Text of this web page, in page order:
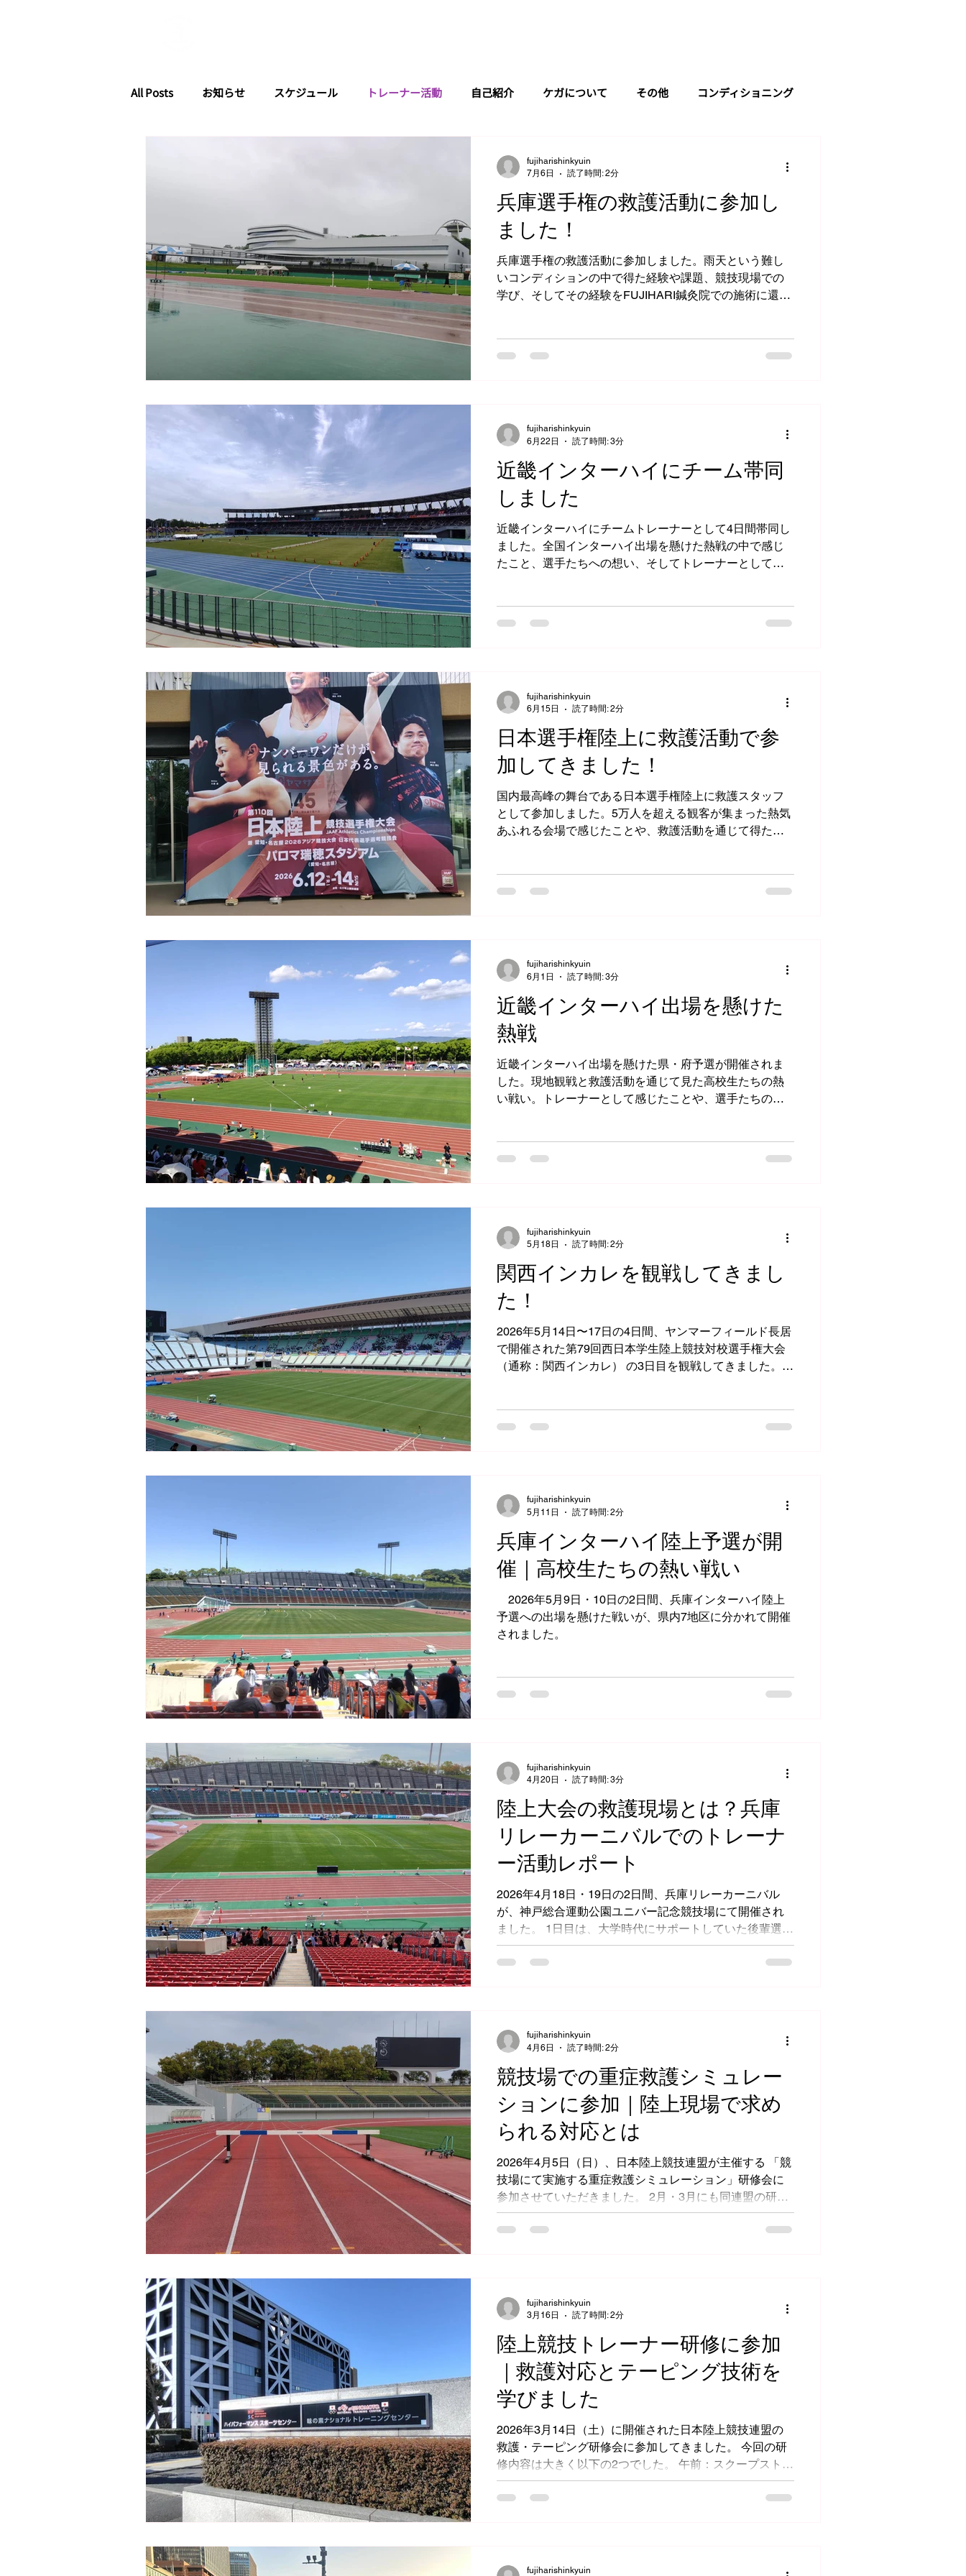
All Posts お知らせ スケジュール トレーナー活動 自己紹介 ケガについて その他 コンディショニング
兵庫選手権の救護活動に参加し
ました！
兵庫選手権の救護活動に参加しました。雨天という難し
いコンディションの中で得た経験や課題、競技現場での
学び、そしてその経験をFUJIHARI鍼灸院での施術に還元
fujiharishinkyuin
7月6日
読了時間: 2分
近畿インターハイにチーム帯同
しました
近畿インターハイにチームトレーナーとして4日間帯同し
ました。全国インターハイ出場を懸けた熱戦の中で感じ
たこと、選手たちへの想い、そしてトレーナーとしての
fujiharishinkyuin
6月22日
読了時間: 3分
日本選手権陸上に救護活動で参
加してきました！
国内最高峰の舞台である日本選手権陸上に救護スタッフ
として参加しました。5万人を超える観客が集まった熱気
あふれる会場で感じたことや、救護活動を通じて得た学
fujiharishinkyuin
6月15日
読了時間: 2分
近畿インターハイ出場を懸けた
熱戦
近畿インターハイ出場を懸けた県・府予選が開催されま
した。現地観戦と救護活動を通じて見た高校生たちの熱
い戦い。トレーナーとして感じたことや、選手たちの頑
fujiharishinkyuin
6月1日
読了時間: 3分
関西インカレを観戦してきまし
た！
2026年5月14日〜17日の4日間、ヤンマーフィールド長居
で開催された第79回西日本学生陸上競技対校選手権大会
（通称：関西インカレ） の3日目を観戦してきました。
ぶりに大学生の試合を観戦しました。
fujiharishinkyuin
5月18日
読了時間: 2分
兵庫インターハイ陸上予選が開
催｜高校生たちの熱い戦い
2026年5月9日・10日の2日間、兵庫インターハイ陸上
予選への出場を懸けた戦いが、県内7地区に分かれて開催
されました。
fujiharishinkyuin
5月11日
読了時間: 2分
陸上大会の救護現場とは？兵庫
リレーカーニバルでのトレーナ
ー活動レポート
2026年4月18日・19日の2日間、兵庫リレーカーニバル
が、神戸総合運動公園ユニバー記念競技場にて開催され
ました。 1日目は、大学時代にサポートしていた後輩選手
が、社会人として800mグランプリに出場するということ
で、大会前日のウォーミングアップに帯同しました。 今
て大会救護を担当しました。 大きな事案もなく無事に大
会を終えられたことに、まずは安心しています。 5月には
インターハイ地区予選・県予選、6月には近畿インターハ
イと、本格的なシーズンに突入します。 最後のインター
ハイに挑む選手 初めて大舞台に立つ選手 悔しさを晴らし
たい選手 それぞれが最高のパフォーマンスを発揮でき
るよう、コンディショニング面から全力でサポートさせ
fujiharishinkyuin
4月20日
読了時間: 3分
競技場での重症救護シミュレー
ションに参加｜陸上現場で求め
られる対応とは
2026年4月5日（日）、日本陸上競技連盟が主催する 「競
技場にて実施する重症救護シミュレーション」研修会に
参加させていただきました。 2月・3月にも同連盟の研修
に参加してきましたが、今回は実際の競技場を使用し、
各種目で起こりうる重症事例への対応を想定した、これ
fujiharishinkyuin
4月6日
読了時間: 2分
陸上競技トレーナー研修に参加
｜救護対応とテーピング技術を
学びました
2026年3月14日（土）に開催された日本陸上競技連盟の
救護・テーピング研修会に参加してきました。 今回の研
修内容は大きく以下の2つでした。 午前：スクープストレ
ッチャー・ネックカラーを用いた救護研修 午後：テーピ
ング研修
fujiharishinkyuin
3月16日
読了時間: 2分
fujiharishinkyuin